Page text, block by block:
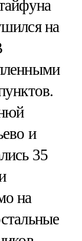
на
и
35
на